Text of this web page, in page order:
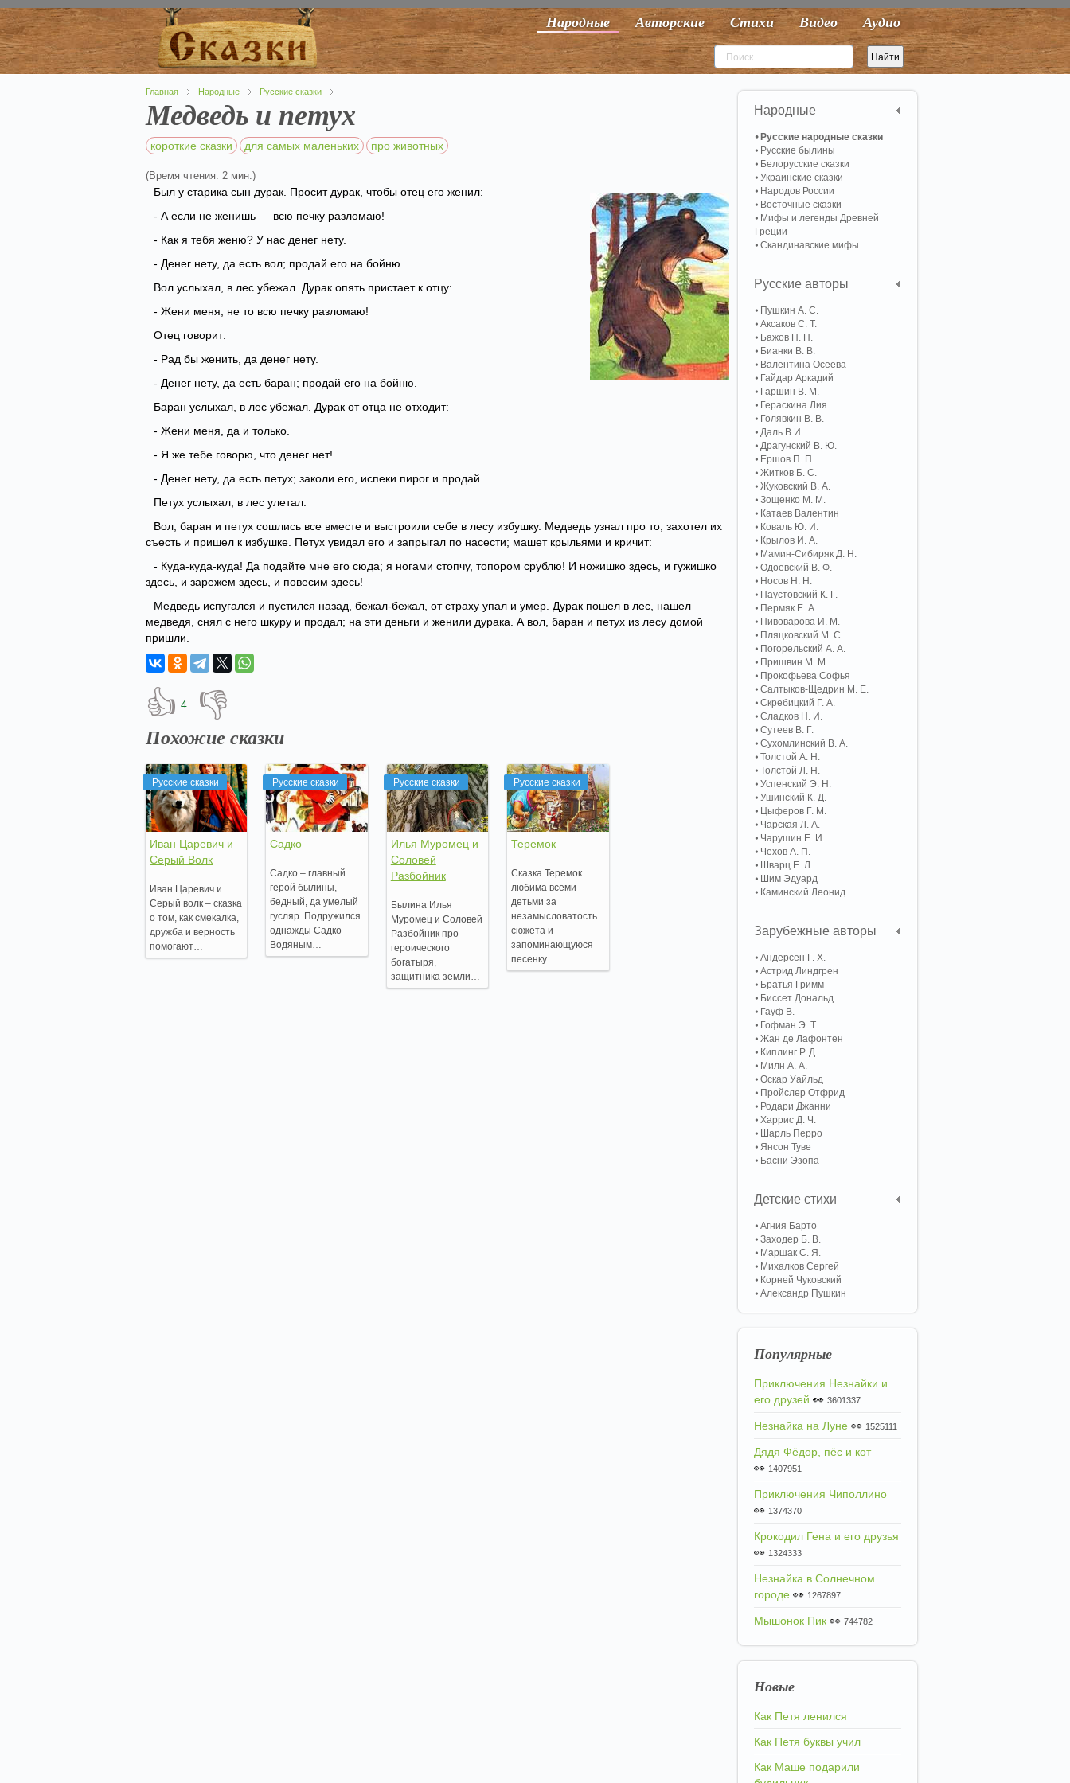
Народные Авторские Стихи Видео Аудио
Главная Народные Русские сказки
Медведь и петух
короткие сказки для самых маленьких про животных
(Время чтения: 2 мин.)
Был у старика сын дурак. Просит дурак, чтобы отец его женил:
- А если не женишь — всю печку разломаю!
- Как я тебя женю? У нас денег нету.
- Денег нету, да есть вол; продай его на бойню.
Вол услыхал, в лес убежал. Дурак опять пристает к отцу:
- Жени меня, не то всю печку разломаю!
Отец говорит:
- Рад бы женить, да денег нету.
- Денег нету, да есть баран; продай его на бойню.
Баран услыхал, в лес убежал. Дурак от отца не отходит:
- Жени меня, да и только.
- Я же тебе говорю, что денег нет!
- Денег нету, да есть петух; заколи его, испеки пирог и продай.
Петух услыхал, в лес улетал.
Вол, баран и петух сошлись все вместе и выстроили себе в лесу избушку. Медведь узнал про то, захотел их
съесть и пришел к избушке. Петух увидал его и запрыгал по насести; машет крыльями и кричит:
- Куда-куда-куда! Да подайте мне его сюда; я ногами стопчу, топором срублю! И ножишко здесь, и гужишко
здесь, и зарежем здесь, и повесим здесь!
Медведь испугался и пустился назад, бежал-бежал, от страху упал и умер. Дурак пошел в лес, нашел
медведя, снял с него шкуру и продал; на эти деньги и женили дурака. А вол, баран и петух из лесу домой
пришли.
👍 4 👎
Похожие сказки
Русские сказки
Иван Царевич и
Серый Волк
Иван Царевич и
Серый волк – сказка
о том, как смекалка,
дружба и верность
помогают…
Русские сказки
Садко
Садко – главный
герой былины,
бедный, да умелый
гусляр. Подружился
однажды Садко
Водяным…
Русские сказки
Илья Муромец и
Соловей
Разбойник
Былина Илья
Муромец и Соловей
Разбойник про
героического
богатыря,
защитника земли…
Русские сказки
Теремок
Сказка Теремок
любима всеми
детьми за
незамысловатость
сюжета и
запоминающуюся
песенку.…
Народные
Русские народные сказки
Русские былины
Белорусские сказки
Украинские сказки
Народов России
Восточные сказки
Мифы и легенды Древней
Греции
Скандинавские мифы
Русские авторы
Пушкин А. С.
Аксаков С. Т.
Бажов П. П.
Бианки В. В.
Валентина Осеева
Гайдар Аркадий
Гаршин В. М.
Гераскина Лия
Голявкин В. В.
Даль В.И.
Драгунский В. Ю.
Ершов П. П.
Житков Б. С.
Жуковский В. А.
Зощенко М. М.
Катаев Валентин
Коваль Ю. И.
Крылов И. А.
Мамин-Сибиряк Д. Н.
Одоевский В. Ф.
Носов Н. Н.
Паустовский К. Г.
Пермяк Е. А.
Пивоварова И. М.
Пляцковский М. С.
Погорельский А. A.
Пришвин М. М.
Прокофьева Софья
Салтыков-Щедрин М. Е.
Скребицкий Г. А.
Сладков Н. И.
Сутеев В. Г.
Сухомлинский В. А.
Толстой А. Н.
Толстой Л. Н.
Успенский Э. Н.
Ушинский К. Д.
Цыферов Г. М.
Чарская Л. А.
Чарушин Е. И.
Чехов А. П.
Шварц Е. Л.
Шим Эдуард
Каминский Леонид
Зарубежные авторы
Андерсен Г. Х.
Астрид Линдгрен
Братья Гримм
Биссет Дональд
Гауф В.
Гофман Э. Т.
Жан де Лафонтен
Киплинг Р. Д.
Милн А. А.
Оскар Уайльд
Пройслер Отфрид
Родари Джанни
Харрис Д. Ч.
Шарль Перро
Янсон Туве
Басни Эзопа
Детские стихи
Агния Барто
Заходер Б. В.
Маршак С. Я.
Михалков Сергей
Корней Чуковский
Александр Пушкин
Популярные
Приключения Незнайки и
его друзей 👀 3601337
Незнайка на Луне 👀 1525111
Дядя Фёдор, пёс и кот
👀 1407951
Приключения Чиполлино
👀 1374370
Крокодил Гена и его друзья
👀 1324333
Незнайка в Солнечном
городе 👀 1267897
Мышонок Пик 👀 744782
Новые
Как Петя ленился
Как Петя буквы учил
Как Маше подарили